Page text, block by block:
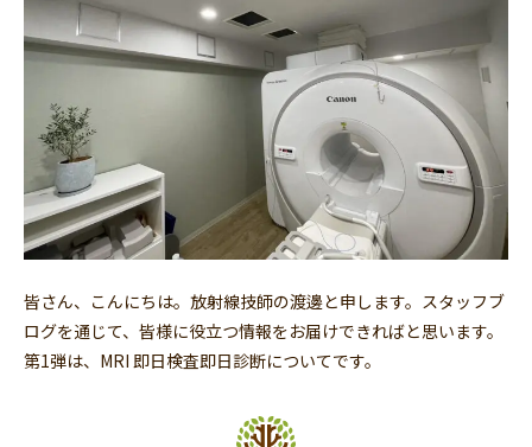
皆さん、こんにちは。放射線技師の渡邊と申します。スタッフブ
ログを通じて、皆様に役立つ情報をお届けできればと思います。
第1弾は、MRI 即日検査即日診断についてです。